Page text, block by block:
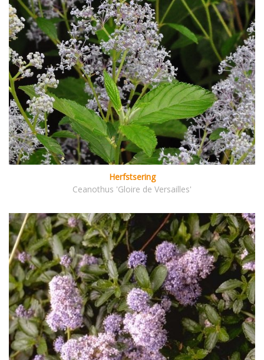
Herfstsering
Ceanothus 'Gloire de Versailles'